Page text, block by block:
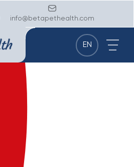
info@betapethealth.com
EN